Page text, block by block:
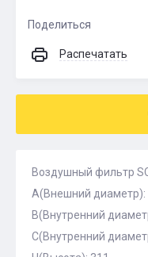
Поделиться
Распечатать
Воздушный фильтр
A(Внешний диаметр):
B(Внутренний
C(Внутренний